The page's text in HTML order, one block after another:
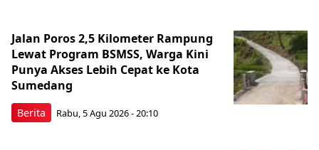
Berita
Jalan Poros 2,5 Kilometer Rampung
Lewat Program BSMSS, Warga Kini
Punya Akses Lebih Cepat ke Kota
Sumedang
Rabu, 5 Agu 2026 - 20:10